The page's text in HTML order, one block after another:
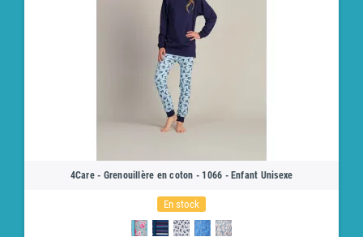
4Care - Grenouillère en coton - 1066 - Enfant Unisexe
En stock